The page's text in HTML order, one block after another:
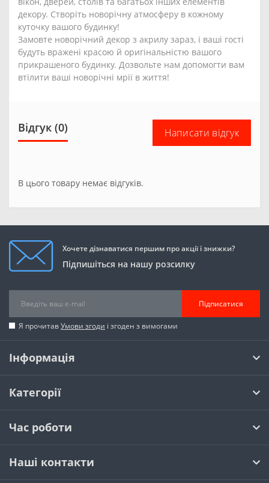
декору. Створіть новорічну атмосферу в кожному
куточку вашого будинку!
Замовте новорічний декор з акрилу зараз, і ваші гості
будуть вражені красою й оригінальністю вашого
прикрашеного будинку. Дозвольте нам допомогти вам
втілити ваші новорічні мрії в життя!
Відгук (0) Написати відгук
В цього товару немає відгуків.
Хочете дізнаватися першим про акції і знижки?
Підпишіться на нашу розсилку
Підписатися
Я прочитавУмови згоди і згоден з вимогами
Інформація
Категорії
Час роботи
Наші контакти